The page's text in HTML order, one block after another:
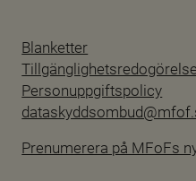
Blanketter
Tillgänglighetsredogörelse
Personuppgiftspolicy
Prenumerera på MFoFs